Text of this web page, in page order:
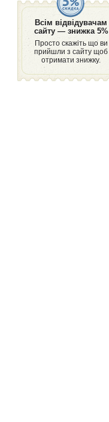
Всім відвідувачам
сайту — знижка 5%
Просто скажіть що ви
прийшли з сайту щоб
отримати знижку.